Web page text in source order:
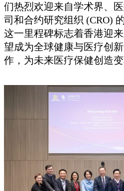
们热烈欢迎来自学术界、
司和合约研究组织 (CRO)
这一里程碑标志着香港迎
望成为全球健康与医疗创
作，为未来医疗保健创造